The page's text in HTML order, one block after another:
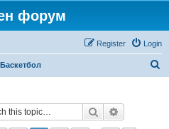
форум
Login
Register
Баскетбол
Search